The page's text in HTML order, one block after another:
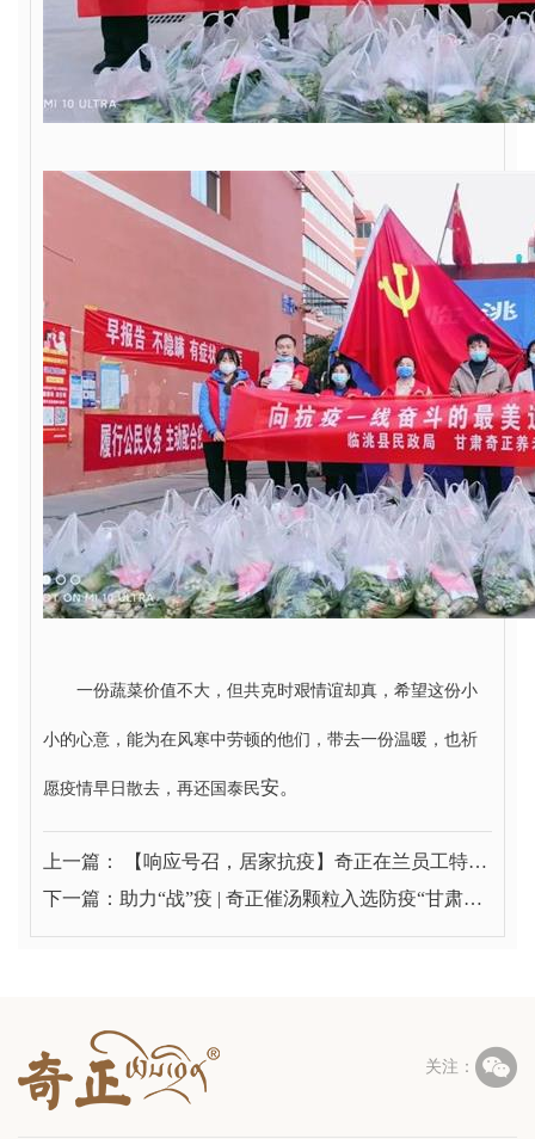
一份蔬菜价值不大，但共克时艰情谊却真，希望这份小
小的心意，能为在风寒中劳顿的他们，带去一份温暖，也祈
愿疫情早日散去，再还国泰民安。
上一篇： 【响应号召，居家抗疫】奇正在兰员工特殊
时期居家办公抗疫情
下一篇：助力“战”疫 | 奇正催汤颗粒入选防疫“甘肃方
关注： 